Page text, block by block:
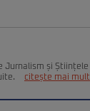
Jurnalism și Științele
citește mai mult